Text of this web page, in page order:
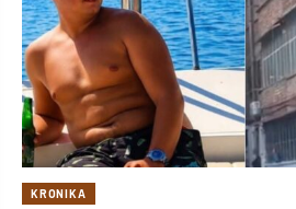
KRONIKA